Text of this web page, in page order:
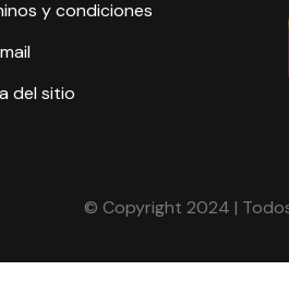
y condiciones
del sitio
© Copyright 2024 |